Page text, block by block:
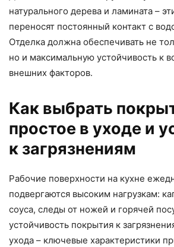
натурального дерева и ламината –
переносят постоянный контакт с
Отделка должна обеспечивать не
но и максимальную устойчивость к
внешних факторов.
Как выбрать
простое в уходе и
к загрязнениям
Рабочие поверхности на кухне
подвергаются высоким нагрузкам:
соуса, следы от ножей и горячей
устойчивость покрытия к
ухода – ключевые характеристики